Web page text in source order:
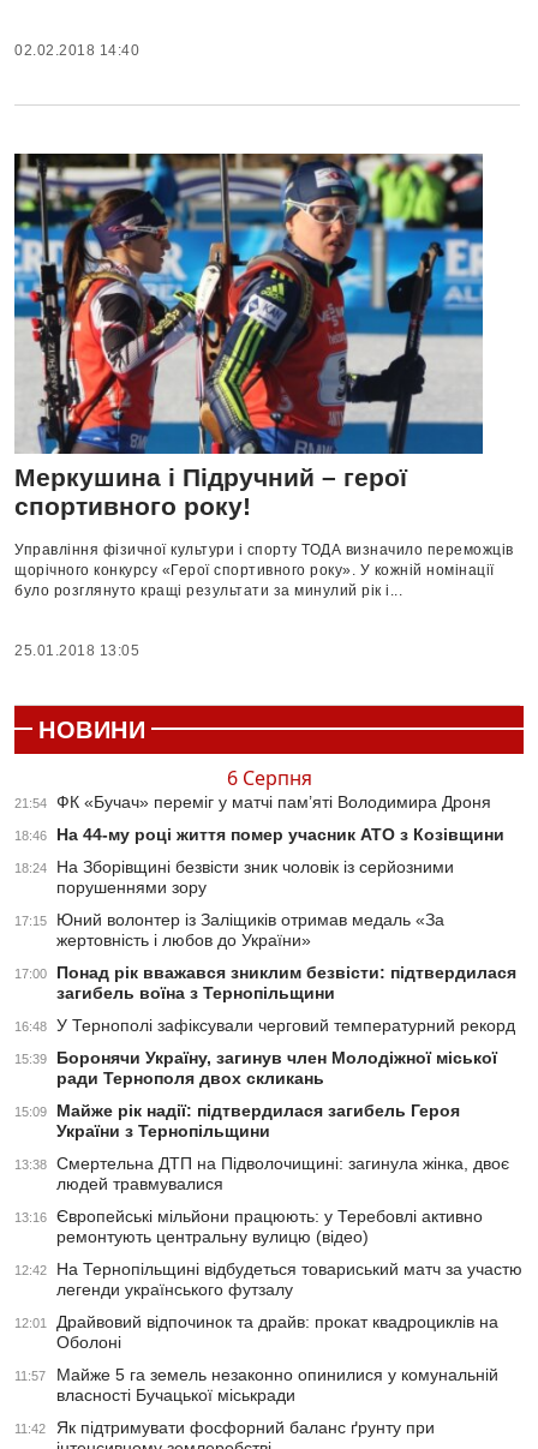
02.02.2018 14:40
Меркушина і Підручний – герої
спортивного року!
Управління фізичної культури і спорту ТОДА визначило переможців
щорічного конкурсу «Герої спортивного року». У кожній номінації
було розглянуто кращі результати за минулий рік і...
25.01.2018 13:05
НОВИНИ
6 Серпня
21:54 ФК «Бучач» переміг у матчі пам’яті Володимира Дроня
18:46 На 44-му році життя помер учасник АТО з Козівщини
18:24
На Зборівщині безвісти зник чоловік із серйозними
порушеннями зору
17:15
Юний волонтер із Заліщиків отримав медаль «За
жертовність і любов до України»
17:00
Понад рік вважався зниклим безвісти: підтвердилася
загибель воїна з Тернопільщини
16:48 У Тернополі зафіксували черговий температурний рекорд
15:39
Боронячи Україну, загинув член Молодіжної міської
ради Тернополя двох скликань
15:09
Майже рік надії: підтвердилася загибель Героя
України з Тернопільщини
13:38
Смертельна ДТП на Підволочищині: загинула жінка, двоє
людей травмувалися
13:16
Європейські мільйони працюють: у Теребовлі активно
ремонтують центральну вулицю (відео)
12:42
На Тернопільщині відбудеться товариський матч за участю
легенди українського футзалу
12:01
Драйвовий відпочинок та драйв: прокат квадроциклів на
Оболоні
11:57
Майже 5 га земель незаконно опинилися у комунальній
власності Бучацької міськради
11:42
Як підтримувати фосфорний баланс ґрунту при